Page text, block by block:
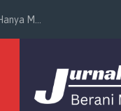
M...